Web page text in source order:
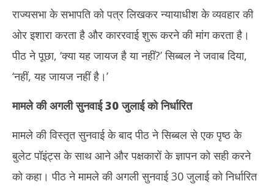
राज्यसभा के सभापति को पत्र लिखकर न्यायाधीश के व्यवहार की
ओर इशारा करता है और काररवाई शुरू करने की मांग करता है।
पीठ ने पूछा, ‘क्या यह जायज है या नहीं?’ सिब्बल ने जवाब दिया,
‘नहीं, यह जायज नहीं है।’
मामले की अगली सुनवाई 30 जुलाई को निर्धारित
मामले की विस्तृत सुनवाई के बाद पीठ ने सिब्बल से एक पृष्ठ के
बुलेट पॉइंट्स के साथ आने और पक्षकारों के ज्ञापन को सही करने
को कहा। पीठ ने मामले की अगली सुनवाई 30 जुलाई को निर्धारित